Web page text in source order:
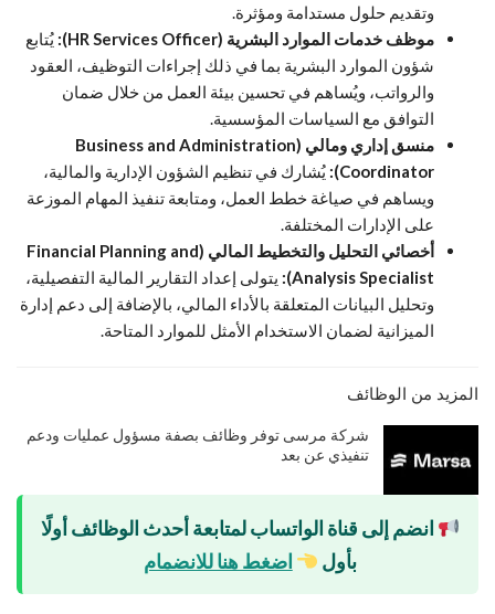
وتقديم حلول مستدامة ومؤثرة.
موظف خدمات الموارد البشرية (HR Services Officer):
يُتابع
شؤون الموارد البشرية بما في ذلك إجراءات التوظيف، العقود
والرواتب، ويُساهم في تحسين بيئة العمل من خلال ضمان
التوافق مع السياسات المؤسسية.
منسق إداري ومالي (Business and Administration
Coordinator):
يُشارك في تنظيم الشؤون الإدارية والمالية،
ويساهم في صياغة خطط العمل، ومتابعة تنفيذ المهام الموزعة
على الإدارات المختلفة.
أخصائي التحليل والتخطيط المالي (Financial Planning and
Analysis Specialist):
يتولى إعداد التقارير المالية التفصيلية،
وتحليل البيانات المتعلقة بالأداء المالي، بالإضافة إلى دعم إدارة
الميزانية لضمان الاستخدام الأمثل للموارد المتاحة.
المزيد من الوظائف
شركة مرسى توفر وظائف بصفة مسؤول عمليات ودعم
تنفيذي عن بعد
انضم إلى قناة الواتساب لمتابعة أحدث الوظائف أولًا
بأول
اضغط هنا للانضمام